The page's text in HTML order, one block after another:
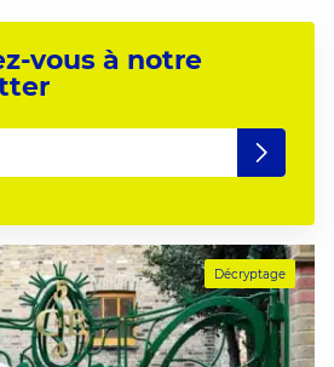
vous à notre
Décryptage